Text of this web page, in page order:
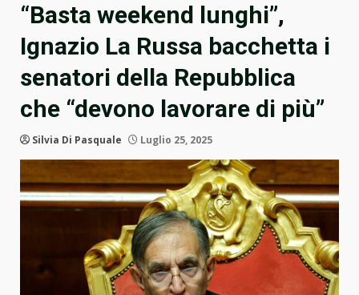
“Basta weekend lunghi”,
Ignazio La Russa bacchetta i
senatori della Repubblica
che “devono lavorare di più”
Silvia Di Pasquale Luglio 25, 2025